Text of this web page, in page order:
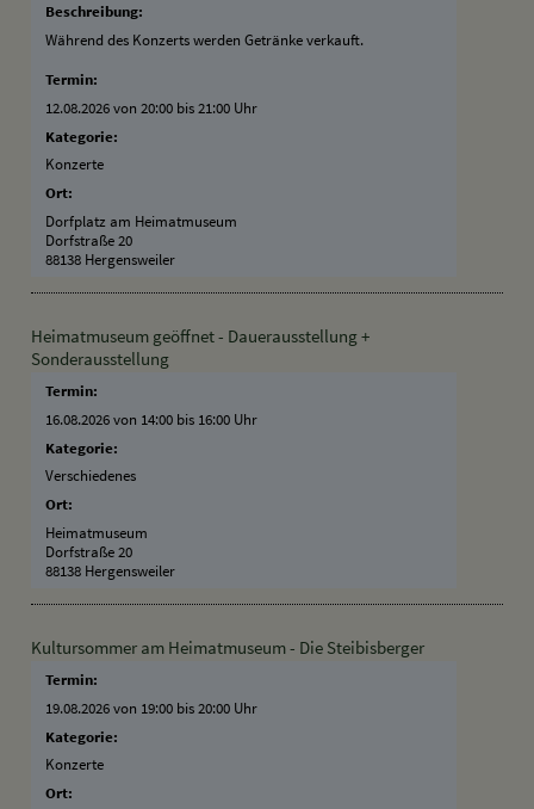
Beschreibung:
Während des Konzerts werden Getränke verkauft.
Termin:
12.08.2026 von 20:00 bis 21:00 Uhr
Kategorie:
Konzerte
Ort:
Dorfplatz am Heimatmuseum
Dorfstraße 20
88138 Hergensweiler
Heimatmuseum geöffnet - Dauerausstellung +
Sonderausstellung
Termin:
16.08.2026 von 14:00 bis 16:00 Uhr
Kategorie:
Verschiedenes
Ort:
Heimatmuseum
Dorfstraße 20
88138 Hergensweiler
Kultursommer am Heimatmuseum - Die Steibisberger
Termin:
19.08.2026 von 19:00 bis 20:00 Uhr
Kategorie:
Konzerte
Ort: